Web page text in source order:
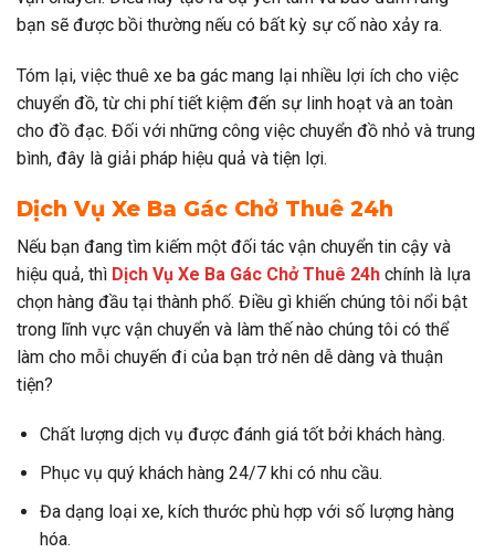
bạn sẽ được bồi thường nếu có bất kỳ sự cố nào xảy ra.
Tóm lại, việc thuê xe ba gác mang lại nhiều lợi ích cho việc
chuyển đồ, từ chi phí tiết kiệm đến sự linh hoạt và an toàn
cho đồ đạc. Đối với những công việc chuyển đồ nhỏ và trung
bình, đây là giải pháp hiệu quả và tiện lợi.
Dịch Vụ Xe Ba Gác Chở Thuê 24h
Nếu bạn đang tìm kiếm một đối tác vận chuyển tin cậy và
hiệu quả, thì Dịch Vụ Xe Ba Gác Chở Thuê 24h chính là lựa
chọn hàng đầu tại thành phố. Điều gì khiến chúng tôi nổi bật
trong lĩnh vực vận chuyển và làm thế nào chúng tôi có thể
làm cho mỗi chuyến đi của bạn trở nên dễ dàng và thuận
tiện?
Chất lượng dịch vụ được đánh giá tốt bởi khách hàng.
Phục vụ quý khách hàng 24/7 khi có nhu cầu.
Đa dạng loại xe, kích thước phù hợp với số lượng hàng
hóa.